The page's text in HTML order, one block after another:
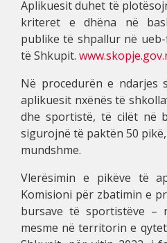
Aplikuesit duhet të
kriteret e dhëna në
publike të shpallur në
të Shkupit.
Në procedurën e ndarjes
aplikuesit nxënës të
dhe sportistë, të cilët në
sigurojnë të paktën 50
mundshme.
Vlerësimin e pikëve të
Komisioni për zbatimin e
bursave të sportistëve –
mesme në territorin e